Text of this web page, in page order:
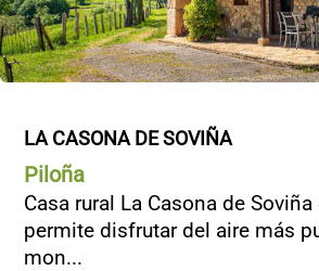
LA CASONA DE SOVIÑA
Piloña
Casa rural La Casona de
permite disfrutar del aire más
mon...